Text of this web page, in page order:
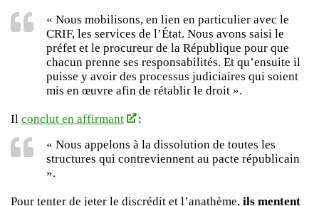
« Nous mobilisons, en lien en particulier avec le
CRIF, les services de l’État. Nous avons saisi le
préfet et le procureur de la République pour que
chacun prenne ses responsabilités. Et qu’ensuite il
puisse y avoir des processus judiciaires qui soient
mis en œuvre afin de rétablir le droit ».
Il conclut en affirmant
:
« Nous appelons à la dissolution de toutes les
structures qui contreviennent au pacte républicain
».
Pour tenter de jeter le discrédit et l’anathème, ils mentent